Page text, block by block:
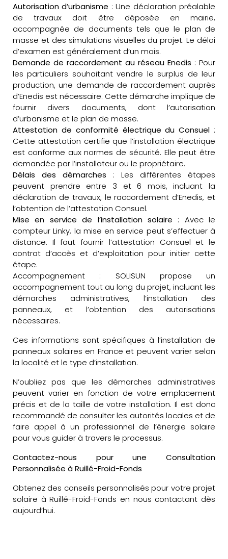
Autorisation d’urbanisme : Une déclaration préalable
de travaux doit être déposée en mairie,
accompagnée de documents tels que le plan de
masse et des simulations visuelles du projet. Le délai
d’examen est généralement d’un mois.
Demande de raccordement au réseau Enedis : Pour
les particuliers souhaitant vendre le surplus de leur
production, une demande de raccordement auprès
d’Enedis est nécessaire. Cette démarche implique de
fournir divers documents, dont l’autorisation
d’urbanisme et le plan de masse.
Attestation de conformité électrique du Consuel :
Cette attestation certifie que l’installation électrique
est conforme aux normes de sécurité. Elle peut être
demandée par l’installateur ou le propriétaire.
Délais des démarches : Les différentes étapes
peuvent prendre entre 3 et 6 mois, incluant la
déclaration de travaux, le raccordement d’Enedis, et
l’obtention de l’attestation Consuel.
Mise en service de l’installation solaire : Avec le
compteur Linky, la mise en service peut s’effectuer à
distance. Il faut fournir l’attestation Consuel et le
contrat d’accès et d’exploitation pour initier cette
étape.
Accompagnement : SOLISUN propose un
accompagnement tout au long du projet, incluant les
démarches administratives, l’installation des
panneaux, et l’obtention des autorisations
nécessaires.
Ces informations sont spécifiques à l’installation de
panneaux solaires en France et peuvent varier selon
la localité et le type d’installation.
N’oubliez pas que les démarches administratives
peuvent varier en fonction de votre emplacement
précis et de la taille de votre installation. Il est donc
recommandé de consulter les autorités locales et de
faire appel à un professionnel de l’énergie solaire
pour vous guider à travers le processus.
Contactez-nous pour une Consultation
Personnalisée à Ruillé-Froid-Fonds
Obtenez des conseils personnalisés pour votre projet
solaire à Ruillé-Froid-Fonds en nous contactant dès
aujourd’hui.